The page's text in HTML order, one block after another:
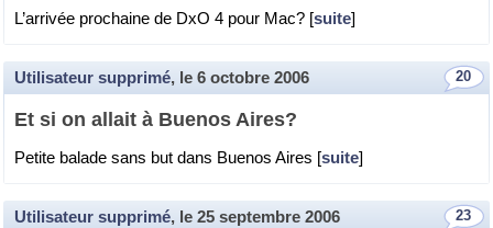
L’ar­ri­vée pro­chaine de DxO 4 pour Mac? [suite]
20
Utilisateur supprimé, le 6 octobre 2006
Et si on al­lait à Bue­nos Aires?
Pe­tite ba­lade sans but dans Bue­nos Aires [suite]
23
Utilisateur supprimé, le 25 septembre 2006